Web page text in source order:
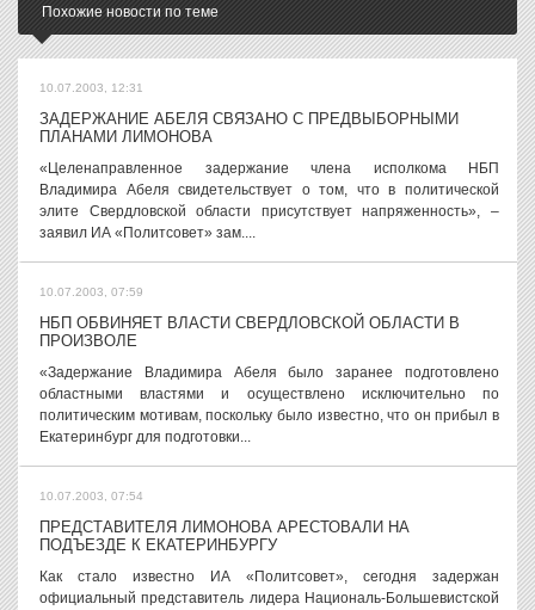
Похожие новости по теме
10.07.2003, 12:31
ЗАДЕРЖАНИЕ АБЕЛЯ СВЯЗАНО С ПРЕДВЫБОРНЫМИ
ПЛАНАМИ ЛИМОНОВА
«Целенаправленное задержание члена исполкома НБП
Владимира Абеля свидетельствует о том, что в политической
элите Свердловской области присутствует напряженность», –
заявил ИА «Политсовет» зам....
10.07.2003, 07:59
НБП ОБВИНЯЕТ ВЛАСТИ СВЕРДЛОВСКОЙ ОБЛАСТИ В
ПРОИЗВОЛЕ
«Задержание Владимира Абеля было заранее подготовлено
областными властями и осуществлено исключительно по
политическим мотивам, поскольку было известно, что он прибыл в
Екатеринбург для подготовки...
10.07.2003, 07:54
ПРЕДСТАВИТЕЛЯ ЛИМОНОВА АРЕСТОВАЛИ НА
ПОДЪЕЗДЕ К ЕКАТЕРИНБУРГУ
Как стало известно ИА «Политсовет», сегодня задержан
официальный представитель лидера Националь-Большевистской